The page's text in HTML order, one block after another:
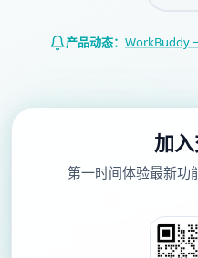
产品动态： WorkBuddy
加
第一时间体验最新功